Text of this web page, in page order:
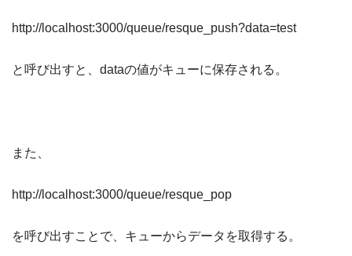
http://localhost:3000/queue/resque_push?data=test
と呼び出すと、dataの値がキューに保存される。
また、
http://localhost:3000/queue/resque_pop
を呼び出すことで、キューからデータを取得する。